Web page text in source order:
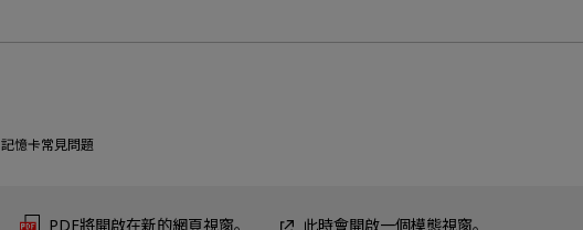
記憶卡常見問題
PDF將開啟在新的網頁視窗。 此時會開啟一個模態視窗。